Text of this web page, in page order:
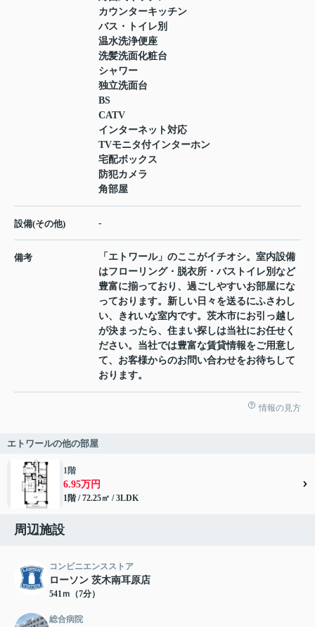
カウンターキッチン
バス・トイレ別
温水洗浄便座
洗髪洗面化粧台
シャワー
独立洗面台
BS
CATV
インターネット対応
TVモニタ付インターホン
宅配ボックス
防犯カメラ
角部屋
設備(その他) -
備考
「エトワール」のここがイチオシ。室内設備
はフローリング・脱衣所・バストイレ別など
豊富に揃っており、過ごしやすいお部屋にな
っております。新しい日々を送るにふさわし
い、きれいな室内です。茨木市にお引っ越し
が決まったら、住まい探しは当社にお任せく
ださい。当社では豊富な賃貸情報をご用意し
て、お客様からのお問い合わせをお待ちして
おります。
情報の見方
エトワールの他の部屋
1階
6.95万円
1階 / 72.25㎡ / 3LDK
周辺施設
コンビニエンスストア
ローソン 茨木南耳原店
541ｍ（7分）
総合病院